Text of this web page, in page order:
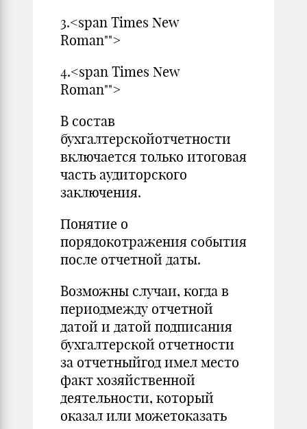
3.<span Times New
Roman"">
4.<span Times New
Roman"">
В состав
бухгалтерскойотчетности
включается только итоговая
часть аудиторского
заключения.
Понятие о
порядокотражения события
после отчетной даты.
Возможны случаи, когда в
периодмежду отчетной
датой и датой подписания
бухгалтерской отчетности
за отчетныйгод имел место
факт хозяйственной
деятельности, который
оказал или можетоказать